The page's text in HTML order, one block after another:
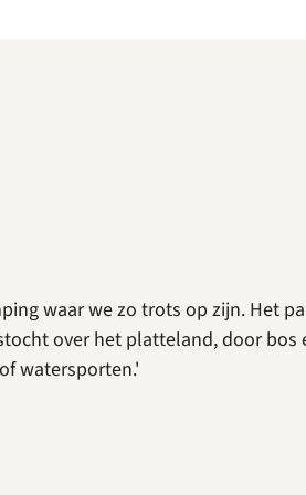
waar we zo trots op zijn. Het
over het platteland, door bos
watersporten.'